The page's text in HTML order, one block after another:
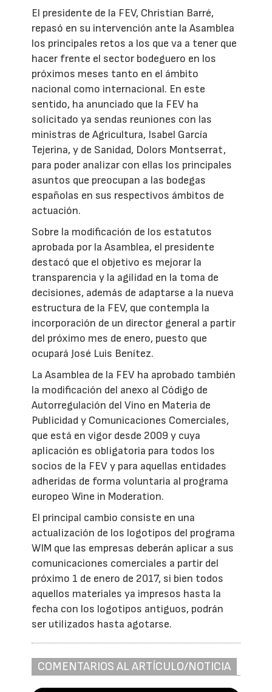
El presidente de la FEV, Christian Barré,
repasó en su intervención ante la Asamblea
los principales retos a los que va a tener que
hacer frente el sector bodeguero en los
próximos meses tanto en el ámbito
nacional como internacional. En este
sentido, ha anunciado que la FEV ha
solicitado ya sendas reuniones con las
ministras de Agricultura, Isabel García
Tejerina, y de Sanidad, Dolors Montserrat,
para poder analizar con ellas los principales
asuntos que preocupan a las bodegas
españolas en sus respectivos ámbitos de
actuación.
Sobre la modificación de los estatutos
aprobada por la Asamblea, el presidente
destacó que el objetivo es mejorar la
transparencia y la agilidad en la toma de
decisiones, además de adaptarse a la nueva
estructura de la FEV, que contempla la
incorporación de un director general a partir
del próximo mes de enero, puesto que
ocupará José Luis Benítez.
La Asamblea de la FEV ha aprobado también
la modificación del anexo al Código de
Autorregulación del Vino en Materia de
Publicidad y Comunicaciones Comerciales,
que está en vigor desde 2009 y cuya
aplicación es obligatoria para todos los
socios de la FEV y para aquellas entidades
adheridas de forma voluntaria al programa
europeo Wine in Moderation.
El principal cambio consiste en una
actualización de los logotipos del programa
WIM que las empresas deberán aplicar a sus
comunicaciones comerciales a partir del
próximo 1 de enero de 2017, si bien todos
aquellos materiales ya impresos hasta la
fecha con los logotipos antiguos, podrán
ser utilizados hasta agotarse.
COMENTARIOS AL ARTÍCULO/NOTICIA